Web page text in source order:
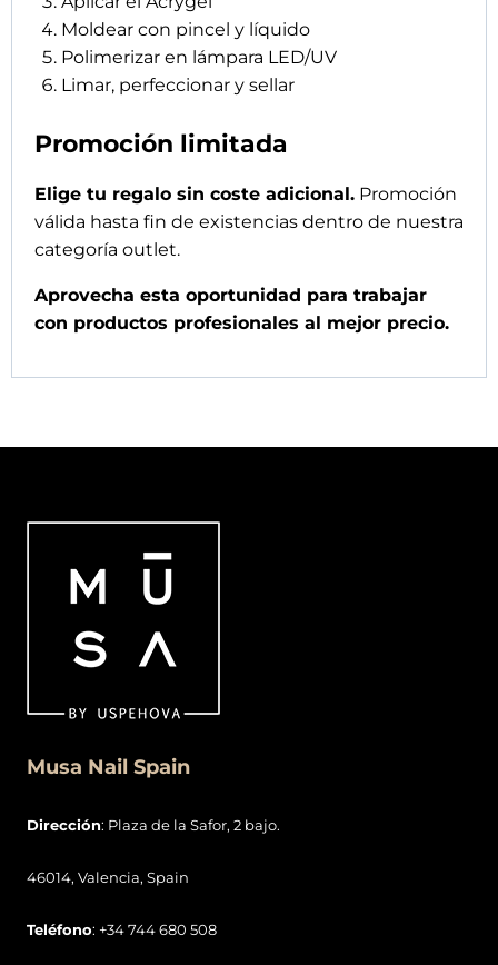
Moldear con pincel y líquido
Polimerizar en lámpara LED/UV
Limar, perfeccionar y sellar
Promoción limitada
Elige tu regalo sin coste adicional. Promoción
válida hasta fin de existencias dentro de nuestra
categoría outlet.
Aprovecha esta oportunidad para trabajar
con productos profesionales al mejor precio.
Musa Nail Spain
Dirección: Plaza de la Safor, 2 bajo.
46014, Valencia, Spain
Teléfono: +34 744 680 508